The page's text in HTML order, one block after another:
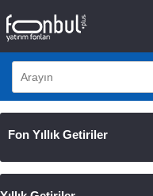
Fon Yıllık Getiriler